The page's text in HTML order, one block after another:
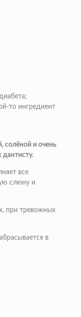
то ингредиент
солёной и очень
все
слюну и
при тревожных
в